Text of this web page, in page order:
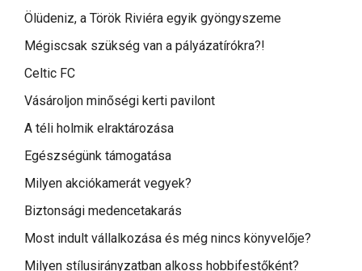
Ölüdeniz, a Török Riviéra egyik gyöngyszeme
Mégiscsak szükség van a pályázatírókra?!
Celtic FC
Vásároljon minőségi kerti pavilont
A téli holmik elraktározása
Egészségünk támogatása
Milyen akciókamerát vegyek?
Biztonsági medencetakarás
Most indult vállalkozása és még nincs könyvelője?
Milyen stílusirányzatban alkoss hobbifestőként?